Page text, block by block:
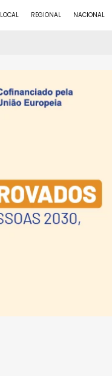
LOCAL REGIONAL NACIONAL